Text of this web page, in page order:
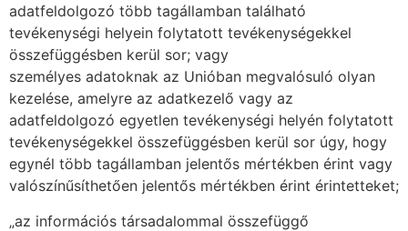
adatfeldolgozó több tagállamban található
tevékenységi helyein folytatott tevékenységekkel
összefüggésben kerül sor; vagy
személyes adatoknak az Unióban megvalósuló olyan
kezelése, amelyre az adatkezelő vagy az
adatfeldolgozó egyetlen tevékenységi helyén folytatott
tevékenységekkel összefüggésben kerül sor úgy, hogy
egynél több tagállamban jelentős mértékben érint vagy
valószínűsíthetően jelentős mértékben érint érintetteket;
„az információs társadalommal összefüggő